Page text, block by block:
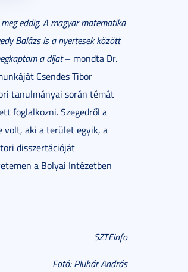
eddig. A magyar matematika
Balázs is a nyertesek között
a díjat– mondta Dr.
Csendes Tibor
tanulmányai során témát
foglalkozni. Szegedről a
volt, aki a terület egyik, a
disszertációját
a Bolyai Intézetben
SZTEinfo
Fotó: Pluhár András